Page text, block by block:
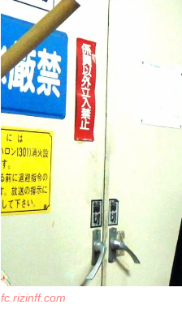
fc.rizinff.com